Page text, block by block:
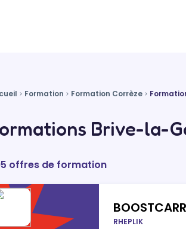
Formation Formation Corrèze
Brive-la-
offres de formation
RHEPLIK